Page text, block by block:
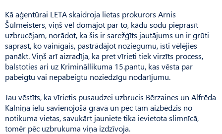
Kā aģentūrai LETA skaidroja lietas prokurors Arnis
Šūlmeisters, viņš vēl domājot par to, kādu sodu pieprasīt
uzbrucējam, norādot, ka šis ir sarežģīts jautājums un ir grūti
saprast, ko vainīgais, pastrādājot noziegumu, īsti vēlējies
panākt. Viņš arī aizradīja, ka pret vīrieti tiek virzīts process,
balstoties ari uz Krimināllikuma 15.pantu, kas vēsta par
pabeigtu vai nepabeigtu noziedzīgu nodarījumu.
Jau vēstīts, ka vīrietis pusaudzei uzbrucis Bērzaines un Alfrēda
Kalniņa ielu savienojošā gravā un pēc tam aizbēdzis no
notikuma vietas, savukārt jauniete tika ievietota slimnīcā,
tomēr pēc uzbrukuma viņa izdzīvoja.